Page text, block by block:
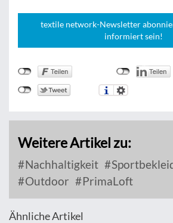
textile network-Newsletter
informiert sein!
Weitere Artikel zu:
Nachhaltigkeit
Outdoor
PrimaLoft
Ähnliche Artikel